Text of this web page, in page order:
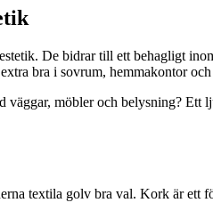
De bidrar till ett behagligt
bra i sovrum, hemmakontor
väggar, möbler och belysning?
textila golv bra val. Kork är ett